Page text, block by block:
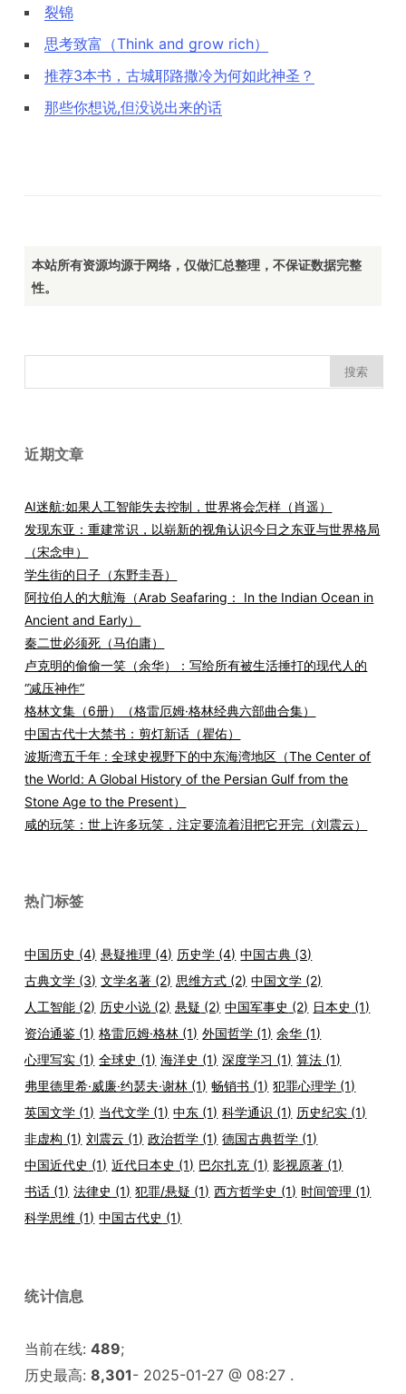
裂锦
思考致富（Think and grow rich）
推荐3本书，古城耶路撒冷为何如此神圣？
那些你想说,但没说出来的话
本站所有资源均源于网络，仅做汇总整理，不保证数据完整
性。
索：
近期文章
AI迷航:如果人工智能失去控制，世界将会怎样（肖遥）
发现东亚：重建常识，以崭新的视角认识今日之东亚与世界格局
（宋念申）
学生街的日子（东野圭吾）
阿拉伯人的大航海（Arab Seafaring： In the Indian Ocean in
Ancient and Early）
秦二世必须死（马伯庸）
卢克明的偷偷一笑（余华）：写给所有被生活捶打的现代人的
“减压神作”
格林文集（6册）（格雷厄姆·格林经典六部曲合集）
中国古代十大禁书：剪灯新话（瞿佑）
波斯湾五千年 : 全球史视野下的中东海湾地区（The Center of
the World: A Global History of the Persian Gulf from the
Stone Age to the Present）
咸的玩笑：世上许多玩笑，注定要流着泪把它开完（刘震云）
热门标签
中国历史 (4) 悬疑推理 (4) 历史学 (4) 中国古典 (3)
古典文学 (3) 文学名著 (2) 思维方式 (2) 中国文学 (2)
人工智能 (2) 历史小说 (2) 悬疑 (2) 中国军事史 (2) 日本史 (1)
资治通鉴 (1) 格雷厄姆·格林 (1) 外国哲学 (1) 余华 (1)
心理写实 (1) 全球史 (1) 海洋史 (1) 深度学习 (1) 算法 (1)
弗里德里希·威廉·约瑟夫·谢林 (1) 畅销书 (1) 犯罪心理学 (1)
英国文学 (1) 当代文学 (1) 中东 (1) 科学通识 (1) 历史纪实 (1)
非虚构 (1) 刘震云 (1) 政治哲学 (1) 德国古典哲学 (1)
中国近代史 (1) 近代日本史 (1) 巴尔扎克 (1) 影视原著 (1)
书话 (1) 法律史 (1) 犯罪/悬疑 (1) 西方哲学史 (1) 时间管理 (1)
科学思维 (1) 中国古代史 (1)
统计信息
当前在线:489;
历史最高:8,301- 2025-01-27 @ 08:27 .